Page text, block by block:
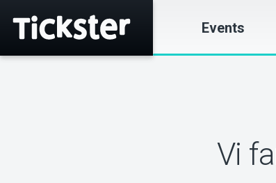
Events
Vi